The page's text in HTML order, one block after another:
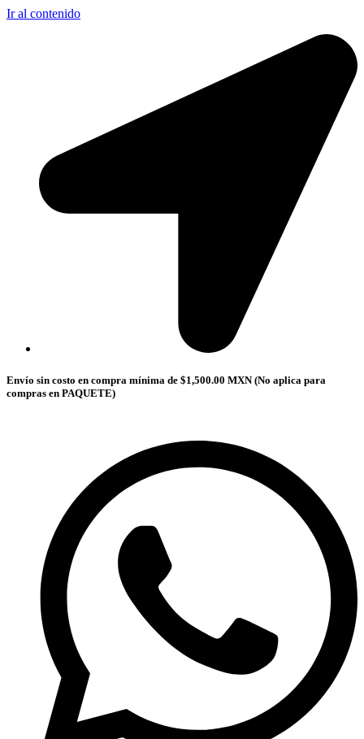
Ir al contenido
Envío sin costo en compra mínima de $1,500.00 MXN (No aplica para
compras en PAQUETE)